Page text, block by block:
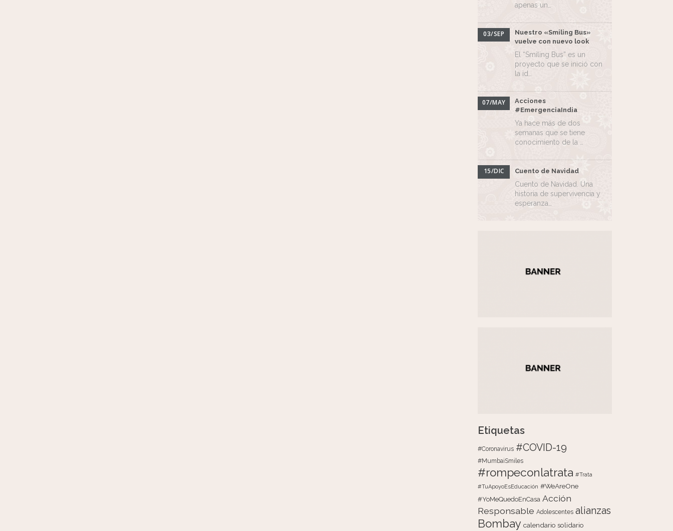
apenas un…
03/SEP
Nuestro «Smiling Bus»
vuelve con nuevo look
El “Smiling Bus” es un
proyecto que se inició con
la id…
07/MAY
Acciones
#EmergenciaIndia
Ya hace más de dos
semanas que se tiene
conocimiento de la …
15/DIC Cuento de Navidad
Cuento de Navidad. Una
historia de supervivencia y
esperanza…
Etiquetas
#Coronavirus #COVID-19
#MumbaiSmiles
#rompeconlatrata #Trata
#TuApoyoEsEducación #WeAreOne
#YoMeQuedoEnCasa Acción
Responsable Adolescentes alianzas
Bombay calendario solidario